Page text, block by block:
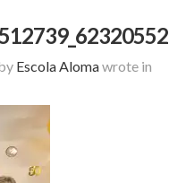
Escola Alomawrote in